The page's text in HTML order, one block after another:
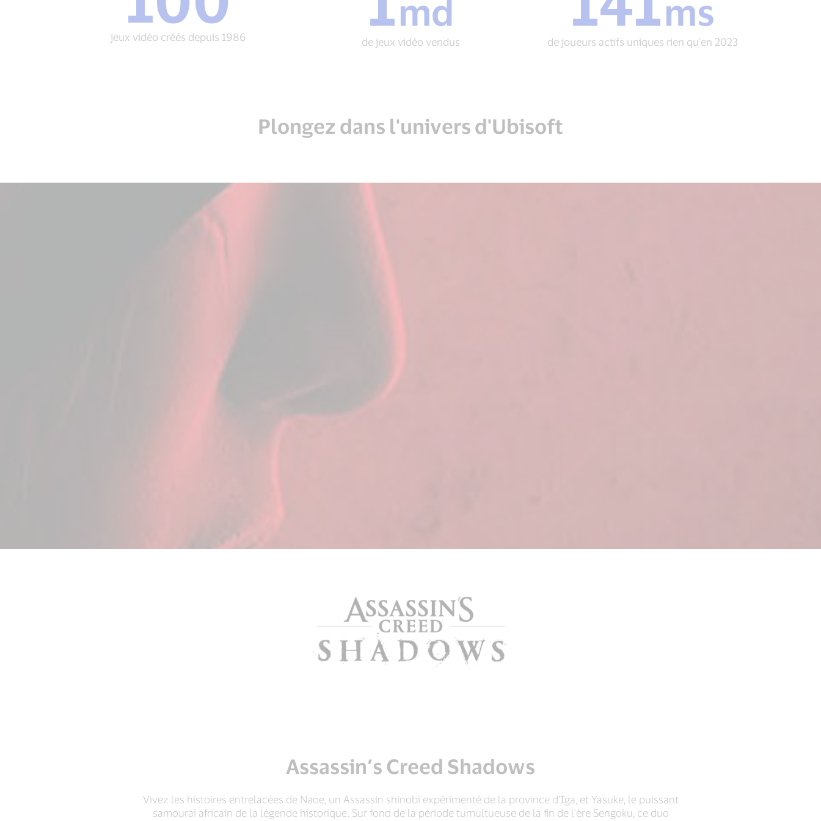
jeux
vidéo
depuis
jeux vidéo créés depuis 1986
md
jeux
vidéo
md
de jeux vidéo vendus
de
joueurs
actifs
ms
de joueurs actifs uniques rien qu'en 2023
Plongez dans l'univers d'Ubisoft
Assassin’s Creed Shadows
Vivez les histoires entrelacées de Naoe, un Assassin shinobi expérimenté de la province d'Iga, et Yasuke, le puissant
samouraï africain de la légende historique. Sur fond de la période tumultueuse de la fin de l'ère Sengoku, ce duo